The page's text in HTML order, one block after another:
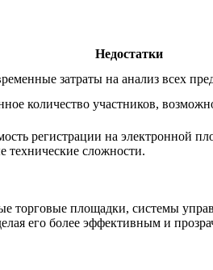
Недостатки
затраты на анализ всех
количество участников,
регистрации на электронной
технические сложности.
торговые площадки, системы
его более эффективным и